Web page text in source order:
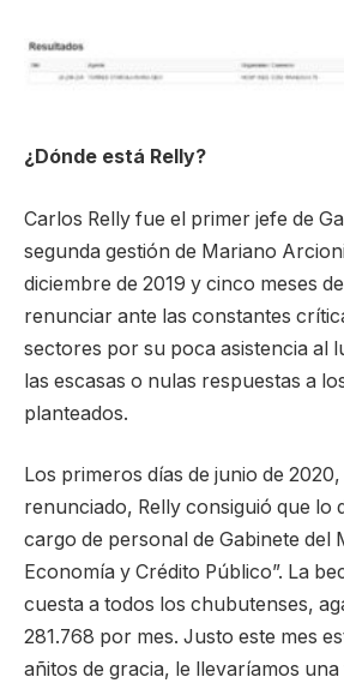
¿Dónde está Relly?
Carlos Relly fue el primer jefe de
segunda gestión de Mariano
diciembre de 2019 y cinco meses
renunciar ante las constantes
sectores por su poca asistencia al
las escasas o nulas respuestas a
planteados.
Los primeros días de junio de
renunciado, Relly consiguió que lo
cargo de personal de Gabinete del
Economía y Crédito Público”. La
cuesta a todos los chubutenses,
281.768 por mes. Justo este mes
añitos de gracia, le llevaríamos